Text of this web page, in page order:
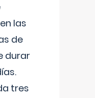
las
de
durar
tres